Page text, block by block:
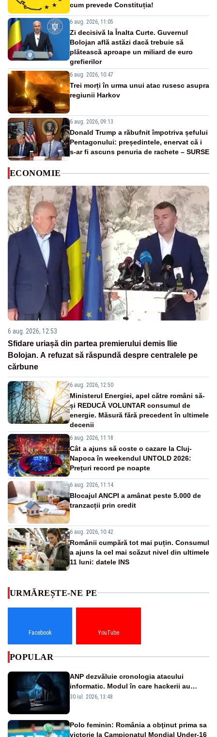
cum prevede Constituția!
6 aug. 2026, 11:05
Zi decisivă la Înalta Curte. Guvernul
Bolojan află astăzi dacă trebuie să
plătească aproape un miliard de euro
grefierilor
6 aug. 2026, 10:47
Trei morți în urma unui atac rusesc asupra
regiunii Harkov
6 aug. 2026, 09:13
Donald Trump a răbufnit împotriva șefului
Pentagonului: președintele, enervat că i
s-ar fi ascuns penuria de rachete – SURSE
ECONOMIE
6 aug. 2026, 12:53
Sfidare uriașă din partea premierului demis Ilie
Bolojan. A refuzat să răspundă despre centralele pe
cărbune
6 aug. 2026, 12:50
Ministerul Energiei, apel către români să-
și REDUCĂ VOLUNTAR consumul de
energie. Măsură fără precedent în ultimele
decenii
6 aug. 2026, 11:18
Cât a ajuns să coste o cazare la Cluj-
Napoca în weekendul UNTOLD 2026:
Prețuri record pe noapte
6 aug. 2026, 11:14
Blocajul ANCPI a amânat peste 5.000 de
tranzacții prin credit
6 aug. 2026, 10:42
Românii cumpără tot mai puțin. Consumul
a ajuns la cel mai scăzut nivel din ultimele
11 luni: datele INS
URMĂREȘTE-NE PE
Facebook YouTube
POPULAR
ANP dezvăluie cronologia atacului
informatic. Modul în care hackerii au
pătruns în rețea rămâne necunoscut
30 iul. 2026, 13:48
Polo feminin: România a obţinut prima sa
victorie la Campionatul Mondial Under-16